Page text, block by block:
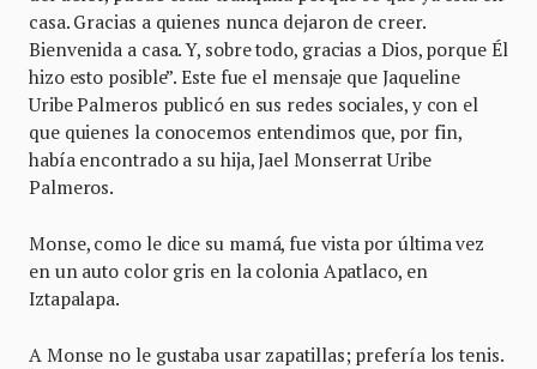
casa. Gracias a quienes nunca dejaron de creer.
Bienvenida a casa. Y, sobre todo, gracias a Dios, porque Él
hizo esto posible”. Este fue el mensaje que Jaqueline
Uribe Palmeros publicó en sus redes sociales, y con el
que quienes la conocemos entendimos que, por fin,
había encontrado a su hija, Jael Monserrat Uribe
Palmeros.
Monse, como le dice su mamá, fue vista por última vez
en un auto color gris en la colonia Apatlaco, en
Iztapalapa.
A Monse no le gustaba usar zapatillas; prefería los tenis.